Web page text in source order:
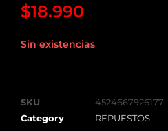
$18.990
Sin existencias
SKU
4524667926177
Category
REPUESTOS